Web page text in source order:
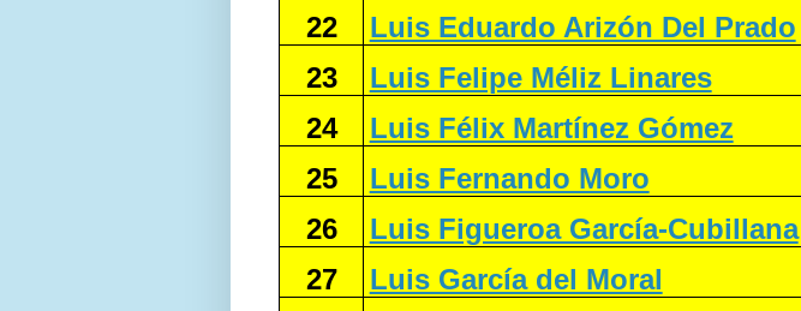
22
Luis Eduardo Arizón Del Prado
23
Luis Felipe Méliz Linares
24
Luis Félix Martínez Gómez
25
Luis Fernando Moro
26
Luis Figueroa García-Cubillana
27
Luis García del Moral